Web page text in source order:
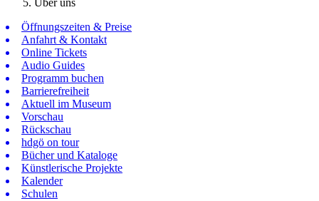
Über uns
Öffnungszeiten & Preise
Anfahrt & Kontakt
Online Tickets
Audio Guides
Programm buchen
Barrierefreiheit
Aktuell im Museum
Vorschau
Rückschau
hdgö on tour
Bücher und Kataloge
Künstlerische Projekte
Kalender
Schulen